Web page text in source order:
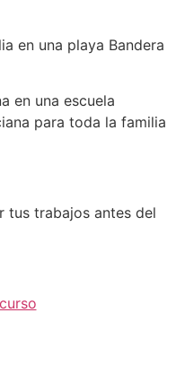
en una playa Bandera
en una escuela
para toda la familia
tus trabajos antes del